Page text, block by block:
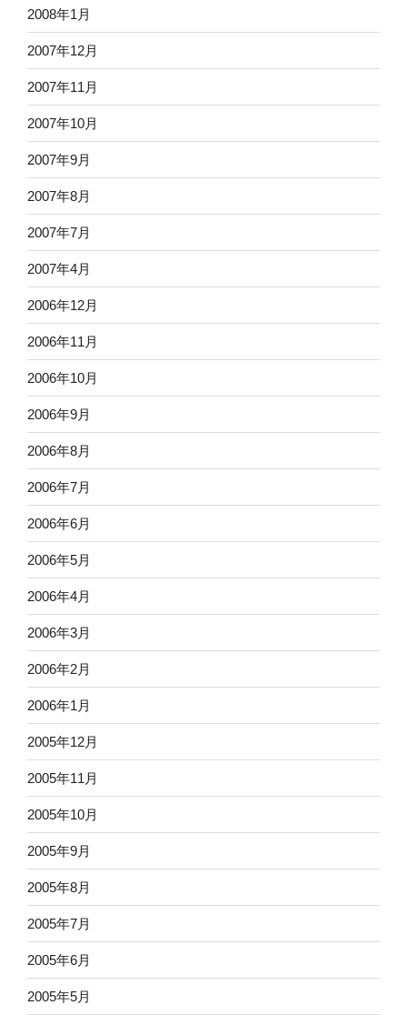
2008年1月
2007年12月
2007年11月
2007年10月
2007年9月
2007年8月
2007年7月
2007年4月
2006年12月
2006年11月
2006年10月
2006年9月
2006年8月
2006年7月
2006年6月
2006年5月
2006年4月
2006年3月
2006年2月
2006年1月
2005年12月
2005年11月
2005年10月
2005年9月
2005年8月
2005年7月
2005年6月
2005年5月